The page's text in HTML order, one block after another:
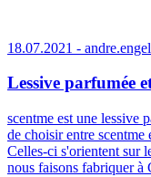
18.07.2021 -
Lessive parfumée
scentme est une lessive
de choisir entre
Celles-ci s'orientent sur
nous faisons fabriquer à